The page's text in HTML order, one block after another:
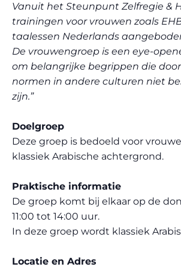
Vanuit het Steunpunt Zelfregie &
trainingen voor vrouwen zoals
taalessen Nederlands
De vrouwengroep is een eye-
om belangrijke begrippen die
normen in andere culturen niet
zijn.”
Doelgroep
Deze groep is bedoeld voor
klassiek Arabische achtergrond.
Praktische informatie
De groep komt bij elkaar op de
11:00 tot 14:00 uur.
In deze groep wordt klassiek
Locatie en Adres